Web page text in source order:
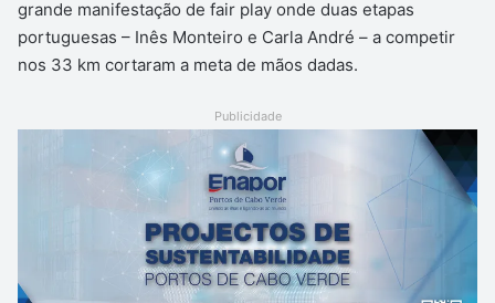
grande manifestação de fair play onde duas etapas
portuguesas – Inês Monteiro e Carla André – a competir
nos 33 km cortaram a meta de mãos dadas.
Publicidade